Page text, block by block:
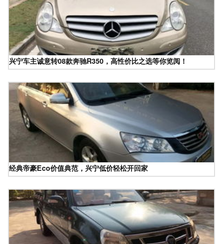
兴宁车主诚意转08款奔驰R350，高性价比之选等你览阅！
经典帝豪Eco价值典范，兴宁低价轻松开回家